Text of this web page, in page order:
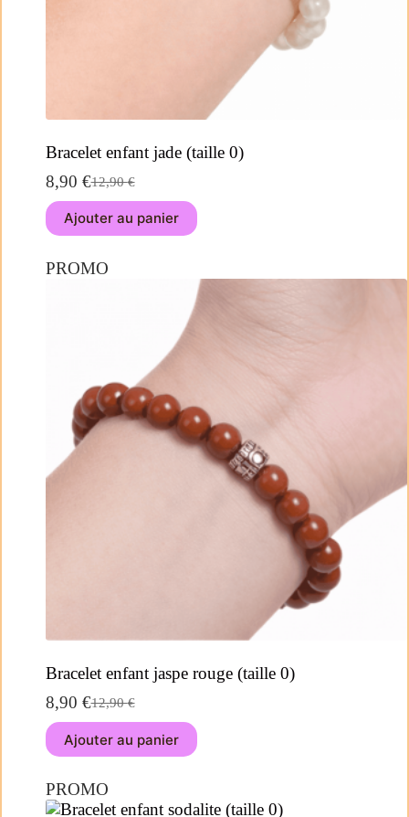
Bracelet enfant jade (taille 0)
12,90€
8,90 €
Ajouter au panier
PROMO
Bracelet enfant jaspe rouge (taille 0)
12,90€
8,90 €
Ajouter au panier
PROMO